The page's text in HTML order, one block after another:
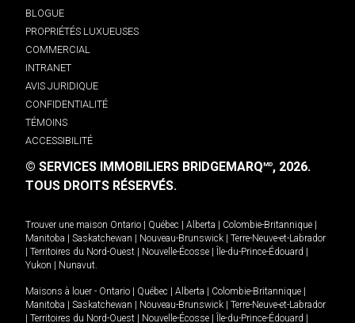
BLOGUE
PROPRIÉTÉS LUXUEUSES
COMMERCIAL
INTRANET
AVIS JURIDIQUE
CONFIDENTIALITÉ
TÉMOINS
ACCESSIBILITÉ
© SERVICES IMMOBILIERS BRIDGEMARQMD, 2026.
TOUS DROITS RÉSERVÉS.
Trouver une maison Ontario Québec Alberta Colombie-Britannique
Manitoba
Saskatchewan Nouveau-Brunswick
Terre-Neuve-et-Labrador
Territoires du Nord-Ouest Nouvelle-Écosse Île-du-Prince-Édouard
Yukon
Nunavut.
Maisons à louer - Ontario Québec Alberta Colombie-Britannique
Manitoba
Saskatchewan Nouveau-Brunswick
Terre-Neuve-et-Labrador
Territoires du Nord-Ouest Nouvelle-Écosse Île-du-Prince-Édouard